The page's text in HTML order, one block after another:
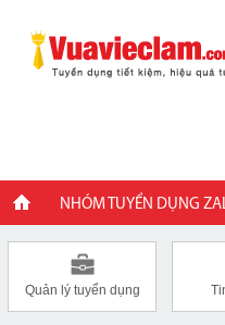
NHÓM TUYỂN DỤNG
Quản lý tuyển dụng